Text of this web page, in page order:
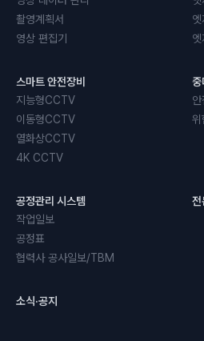
촬영계획서
영상 편집기
스마트 안전장비
지능형CCTV
이동형CCTV
열화상CCTV
4K CCTV
중
안
위
공정관리 시스템
작업일보
공정표
협력사 공사일보/TBM
전
소식·공지